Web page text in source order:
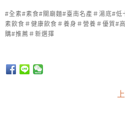
#全素#素食#關廟麵#臺南名產＃湯底#低
素飲食＃健康飲食＃養身＃營養＃優質#
購#推薦＃新選擇